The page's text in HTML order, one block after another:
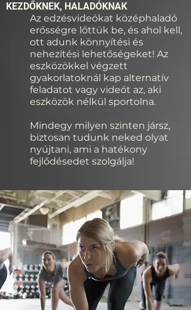
KEZDŐKNEK, HALADÓKNAK
Az edzésvideókat középhaladó
erősségre lőttük be, és ahol kell,
ott adunk könnyítési és
nehezítési lehetőségeket! Az
eszközökkel végzett
gyakorlatoknál kap alternatív
feladatot vagy videót az, aki
eszközök nélkül sportolna.
Mindegy milyen szinten jársz,
biztosan tudunk neked olyat
nyújtani, ami a hatékony
fejlődésedet szolgálja!